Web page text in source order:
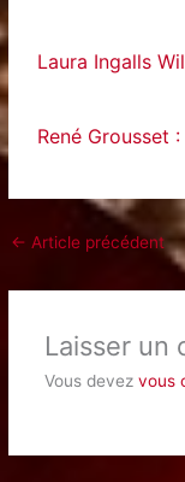
Laura Ingalls
René Grousset
← Article précédent
Laisser un
Vous devez vous